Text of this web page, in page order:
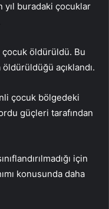
yıl buradaki çocuklar
çocuk öldürüldü. Bu
açıklandı.
çocuk bölgedeki
güçleri tarafından
için
konusunda daha